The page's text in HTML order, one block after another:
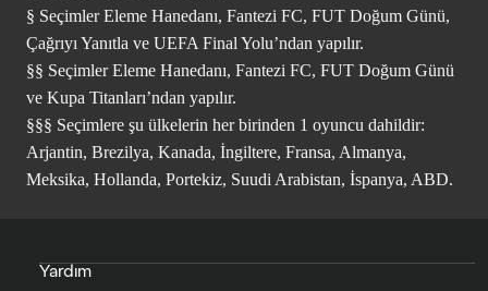
§ Seçimler Eleme Hanedanı, Fantezi FC, FUT Doğum Günü,
Çağrıyı Yanıtla ve UEFA Final Yolu’ndan yapılır.
§§ Seçimler Eleme Hanedanı, Fantezi FC, FUT Doğum Günü
ve Kupa Titanları’ndan yapılır.
§§§ Seçimlere şu ülkelerin her birinden 1 oyuncu dahildir:
Arjantin, Brezilya, Kanada, İngiltere, Fransa, Almanya,
Meksika, Hollanda, Portekiz, Suudi Arabistan, İspanya, ABD.
Yardım